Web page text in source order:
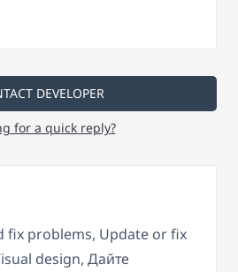
DEVELOPER
for a quick reply?
fix problems, Update or fix
design, Дайте